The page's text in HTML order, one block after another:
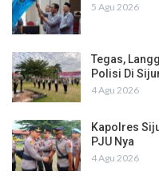
5 Agu 2026
Tegas,
Polisi Di
4 Agu 2026
Kapolres
PJU Nya
4 Agu 2026